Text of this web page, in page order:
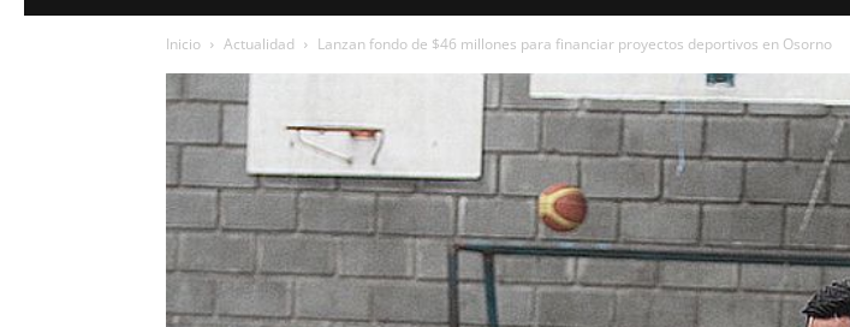
Inicio Actualidad Lanzan fondo de $46 millones para financiar proyectos deportivos en Osorno